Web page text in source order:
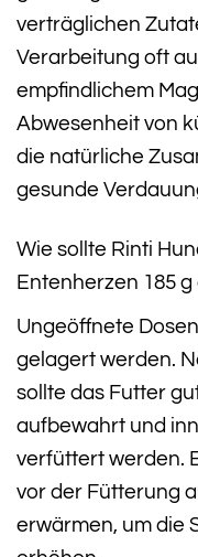
verträglichen
Verarbeitung oft
empfindlichem
Abwesenheit von
die natürliche
gesunde
Wie sollte Rinti
Entenherzen 185
Ungeöffnete
gelagert werden.
sollte das Futter
aufbewahrt und
verfüttert werden.
vor der Fütterung
erwärmen, um die